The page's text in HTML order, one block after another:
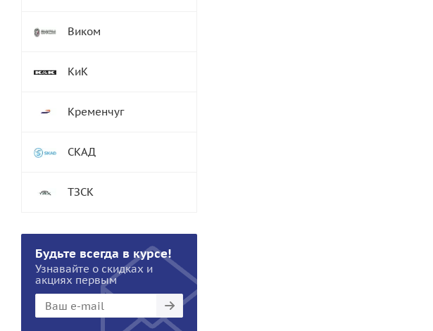
Виком
КиК
Кременчуг
СКАД
ТЗСК
Будьте всегда в курсе!
Узнавайте о скидках и
акциях первым